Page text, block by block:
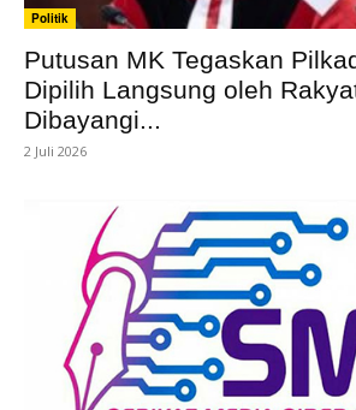
Politik
Putusan MK Tegaskan
Dipilih Langsung oleh
Dibayangi...
2 Juli 2026